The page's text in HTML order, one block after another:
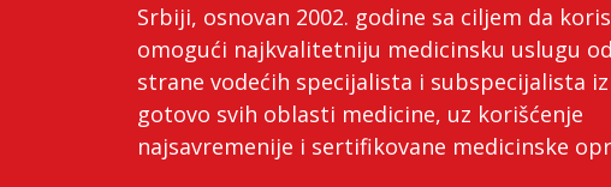
Srbiji, osnovan 2002. godine sa ciljem da
omogući najkvalitetniju medicinsku uslugu od
strane vodećih specijalista i subspecijalista iz
gotovo svih oblasti medicine, uz korišćenje
najsavremenije i sertifikovane medicinske